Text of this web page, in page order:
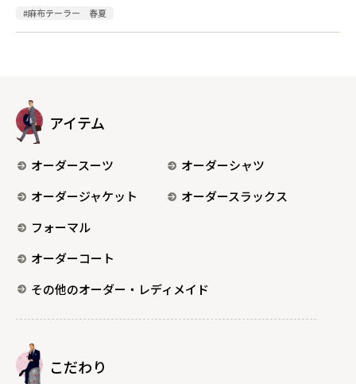
#麻布テーラー 春夏
アイテム
オーダースーツ
オーダーシャツ
オーダージャケット
オーダースラックス
フォーマル
オーダーコート
その他のオーダー・レディメイド
こだわり